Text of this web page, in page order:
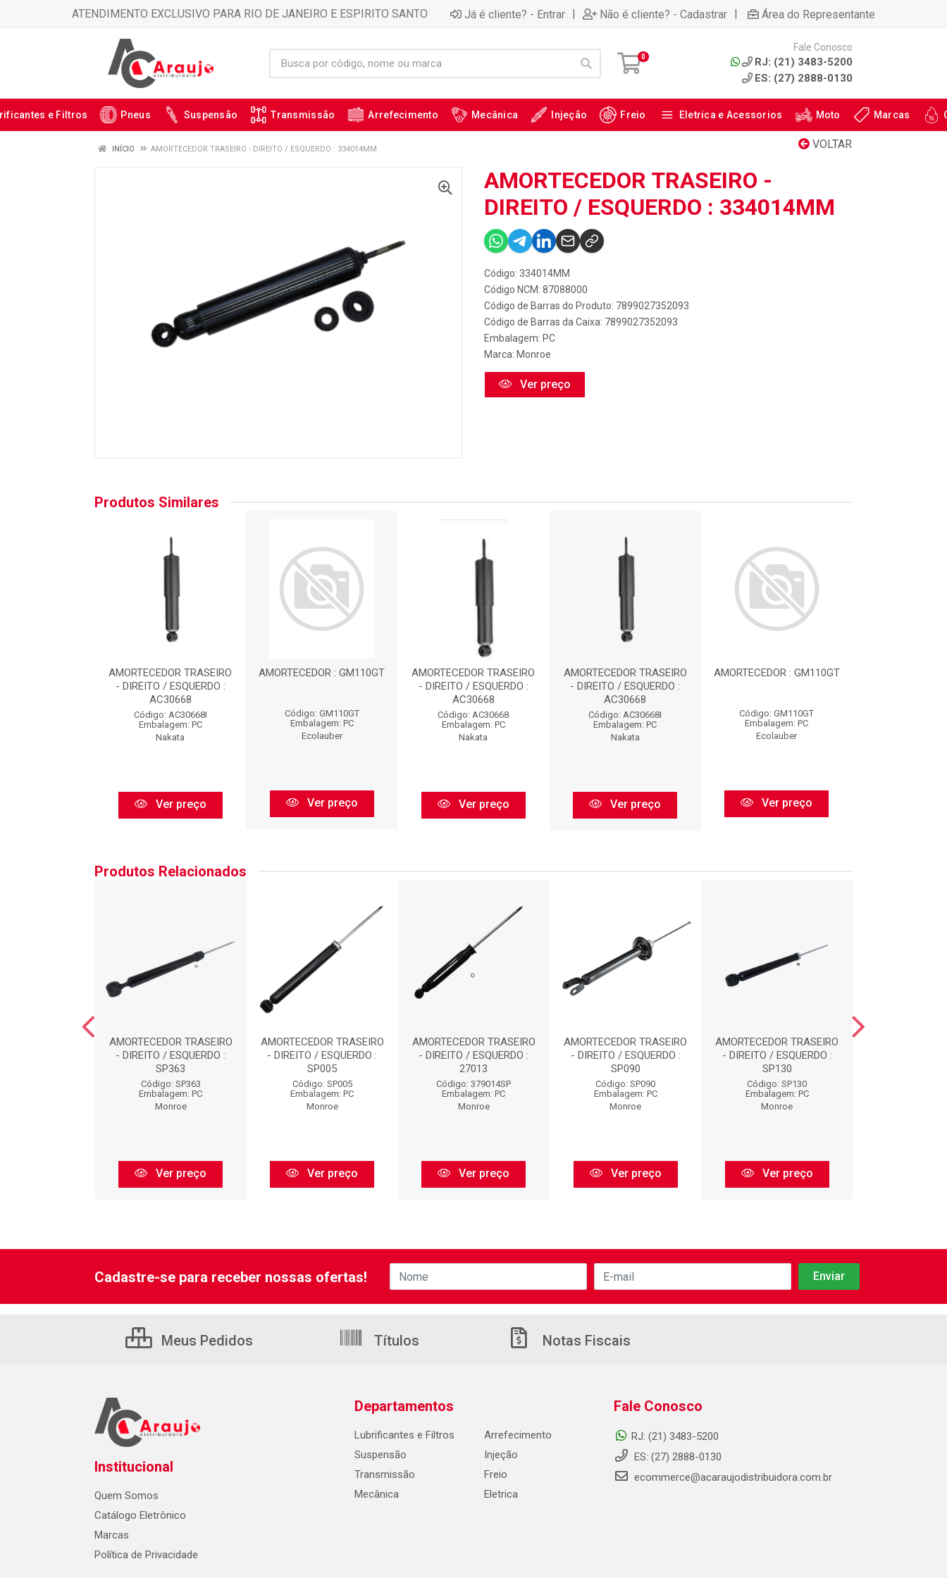
ATENDIMENTO EXCLUSIVO PARA RIO DE JANEIRO E ESPIRITO SANTO Já é cliente? - Entrar | Não é cliente? - Cadastrar | Área do Representante
0
Fale Conosco
RJ: (21) 3483-5200
ES: (27) 2888-0130
e Filtros Pneus Suspensão Transmissão Arrefecimento Mecânica Injeção Freio Eletrica e Acessorios Moto Marcas
VOLTAR
INÍCIO AMORTECEDOR TRASEIRO - DIREITO / ESQUERDO : 334014MM
AMORTECEDOR TRASEIRO -
DIREITO / ESQUERDO : 334014MM
Código: 334014MM
Código NCM: 87088000
Código de Barras do Produto: 7899027352093
Código de Barras da Caixa: 7899027352093
Embalagem: PC
Marca: Monroe
Ver preço
Produtos Similares
AMORTECEDOR TRASEIRO
- DIREITO / ESQUERDO :
AC30668
Código: AC30668I
Embalagem: PC
Nakata
Ver preço
AMORTECEDOR : GM110GT
Código: GM110GT
Embalagem: PC
Ecolauber
Ver preço
AMORTECEDOR TRASEIRO
- DIREITO / ESQUERDO :
AC30668
Código: AC30668
Embalagem: PC
Nakata
Ver preço
AMORTECEDOR TRASEIRO
- DIREITO / ESQUERDO :
AC30668
Código: AC30668I
Embalagem: PC
Nakata
Ver preço
AMORTECEDOR : GM110GT
Código: GM110GT
Embalagem: PC
Ecolauber
Ver preço
Produtos Relacionados
AMORTECEDOR TRASEIRO
- DIREITO / ESQUERDO :
SP363
Código: SP363
Embalagem: PC
Monroe
Ver preço
AMORTECEDOR TRASEIRO
- DIREITO / ESQUERDO :
SP005
Código: SP005
Embalagem: PC
Monroe
Ver preço
AMORTECEDOR TRASEIRO
- DIREITO / ESQUERDO :
27013
Código: 379014SP
Embalagem: PC
Monroe
Ver preço
AMORTECEDOR TRASEIRO
- DIREITO / ESQUERDO :
SP090
Código: SP090
Embalagem: PC
Monroe
Ver preço
AMORTECEDOR TRASEIRO
- DIREITO / ESQUERDO :
SP130
Código: SP130
Embalagem: PC
Monroe
Ver preço
Cadastre-se para receber nossas ofertas!
Meus Pedidos Títulos Notas Fiscais
Institucional
Quem Somos
Catálogo Eletrônico
Marcas
Política de Privacidade
Departamentos
Lubrificantes e Filtros
Suspensão
Transmissão
Mecânica
Arrefecimento
Injeção
Freio
Eletrica
Fale Conosco
RJ: (21) 3483-5200
ES: (27) 2888-0130
ecommerce@acaraujodistribuidora.com.br